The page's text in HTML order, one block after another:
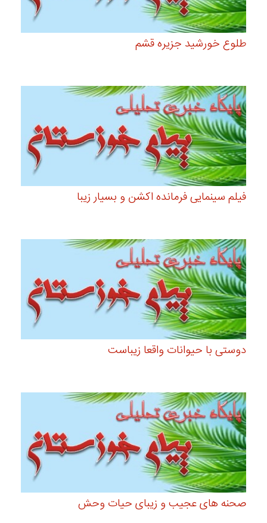
طلوع خورشید جزیره قشم
فیلم سینمایی فرمانده اکشن و بسیار زیبا
دوستی با حیوانات واقعا زیباست
صحنه های عجیب و زیبای حیات وحش